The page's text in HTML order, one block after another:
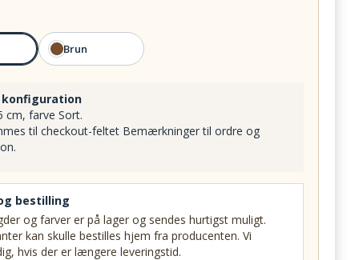
Brun
konfiguration
cm, farve Sort.
til checkout-feltet Bemærkninger til ordre og
bestilling
og farver er på lager og sendes hurtigst muligt.
kan skulle bestilles hjem fra producenten. Vi
hvis der er længere leveringstid.